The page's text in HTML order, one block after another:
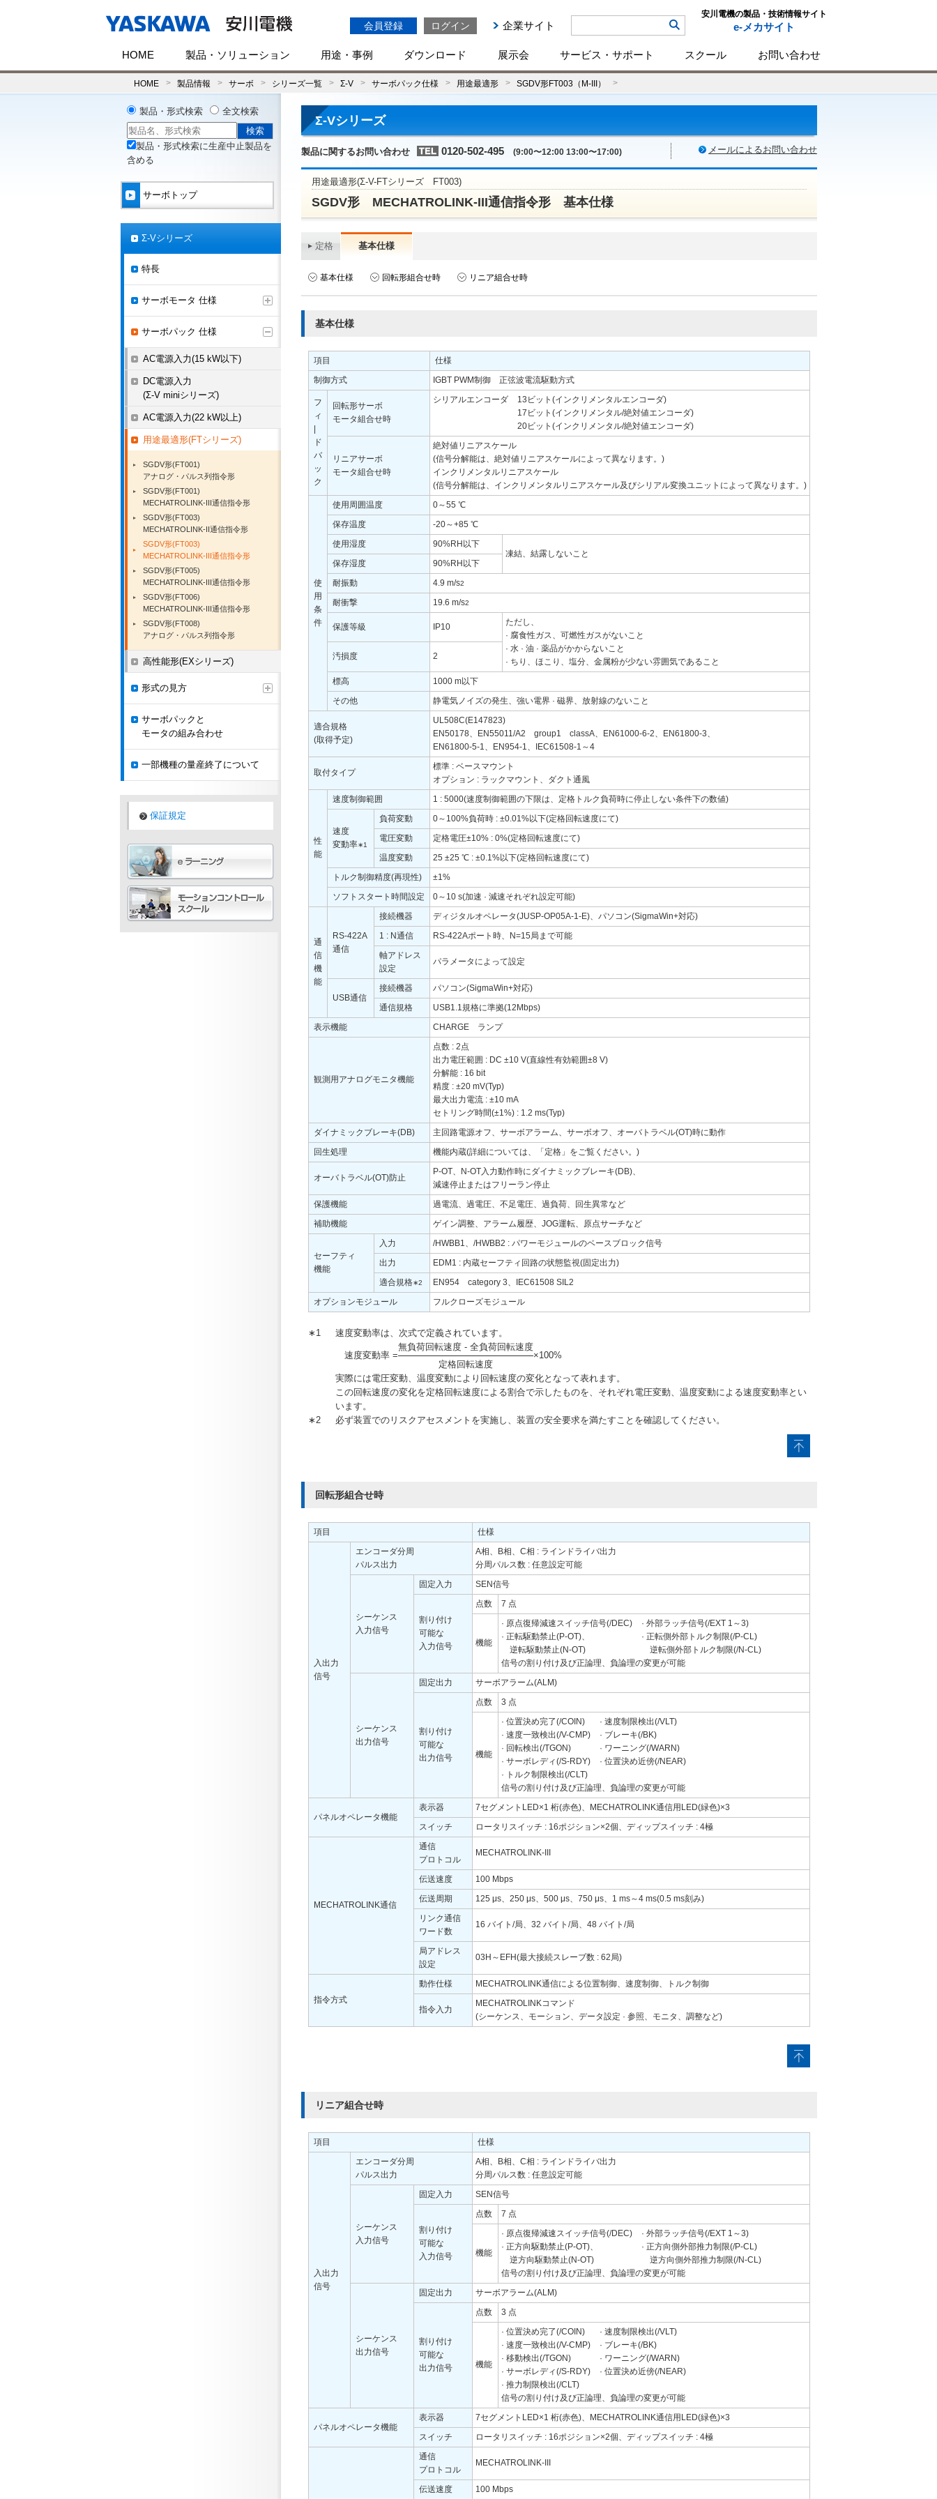
会員登録 ログイン 企業サイト
安川電機の製品・技術情報サイト
e-メカサイト
HOME 製品・ソリューション 用途・事例 ダウンロード 展示会 サービス・サポート スクール お問い合わせ
HOME 製品情報 サーボ シリーズ一覧 Σ-V サーボパック仕様 用途最適形 SGDV形FT003（M-III）
Σ-Vシリーズ
製品に関するお問い合わせ 0120-502-495 (9:00〜12:00 13:00〜17:00) メールによるお問い合わせ
用途最適形(Σ-V-FTシリーズ FT003)
SGDV形 MECHATROLINK-III通信指令形 基本仕様
定格 基本仕様
基本仕様 回転形組合せ時 リニア組合せ時
基本仕様
項目
仕様
制御方式
IGBT PWM制御 正弦波電流駆動方式
フ
ィ
ド
バ
ッ
ク
回転形サーボ
モータ組合せ時
シリアルエンコーダ
13ビット(インクリメンタルエンコーダ)
17ビット(インクリメンタル/絶対値エンコーダ)
20ビット(インクリメンタル/絶対値エンコーダ)
リニアサーボ
モータ組合せ時
絶対値リニアスケール
(信号分解能は、絶対値リニアスケールによって異なります。)
インクリメンタルリニアスケール
(信号分解能は、インクリメンタルリニアスケール及びシリアル変換ユニットによって異なります。)
使
用
条
件
使用周囲温度
0～55 ℃
保存温度
-20～+85 ℃
使用湿度
90%RH以下
凍結、結露しないこと
保存湿度
90%RH以下
耐振動
4.9 m/s2
耐衝撃 19.6 m/s2
保護等級 IP10
ただし、
· 腐食性ガス、可燃性ガスがないこと
· 水 · 油 · 薬品がかからないこと
· ちり、ほこり、塩分、金属粉が少ない雰囲気であること
汚損度 2
標高
1000 m以下
その他
静電気ノイズの発生、強い電界 · 磁界、放射線のないこと
適合規格
(取得予定)
UL508C(E147823)
EN50178、EN55011/A2 group1 classA、EN61000-6-2、EN61800-3、
EN61800-5-1、EN954-1、IEC61508-1～4
取付タイプ
標準 : ベースマウント
オプション : ラックマウント、ダクト通風
性
能
速度制御範囲 1 : 5000(速度制御範囲の下限は、定格トルク負荷時に停止しない条件下の数値)
速度
変動率∗1
負荷変動
0～100%負荷時 : ±0.01%以下(定格回転速度にて)
電圧変動
定格電圧±10% : 0%(定格回転速度にて)
温度変動
25 ±25 ℃ : ±0.1%以下(定格回転速度にて)
トルク制御精度(再現性)
±1%
ソフトスタート時間設定
0～10 s(加速 · 減速それぞれ設定可能)
通
信
機
能
RS-422A
通信
接続機器
ディジタルオペレータ(JUSP-OP05A-1-E)、パソコン(SigmaWin+対応)
1 : N通信
RS-422Aポート時、N=15局まで可能
軸アドレス
設定
パラメータによって設定
USB通信
接続機器
パソコン(SigmaWin+対応)
通信規格
USB1.1規格に準拠(12Mbps)
表示機能
CHARGE ランプ
観測用アナログモニタ機能
点数 : 2点
出力電圧範囲 : DC ±10 V(直線性有効範囲±8 V)
分解能 : 16 bit
精度 : ±20 mV(Typ)
最大出力電流 : ±10 mA
セトリング時間(±1%) : 1.2 ms(Typ)
ダイナミックブレーキ(DB)
主回路電源オフ、サーボアラーム、サーボオフ、オーバトラベル(OT)時に動作
回生処理
機能内蔵(詳細については、「定格」をご覧ください。)
オーバトラベル(OT)防止
P-OT、N-OT入力動作時にダイナミックブレーキ(DB)、
減速停止またはフリーラン停止
保護機能
過電流、過電圧、不足電圧、過負荷、回生異常など
補助機能
ゲイン調整、アラーム履歴、JOG運転、原点サーチなど
セーフティ
機能
入力
/HWBB1、/HWBB2 : パワーモジュールのベースブロック信号
出力
EDM1 : 内蔵セーフティ回路の状態監視(固定出力)
適合規格∗2
EN954 category 3、IEC61508 SIL2
オプションモジュール
フルクローズモジュール
∗1 速度変動率は、次式で定義されています。
速度変動率 =
無負荷回転速度 - 全負荷回転速度
×100%
定格回転速度
実際には電圧変動、温度変動により回転速度の変化となって表れます。
この回転速度の変化を定格回転速度による割合で示したものを、それぞれ電圧変動、温度変動による速度変動率とい
います。
∗2
必ず装置でのリスクアセスメントを実施し、装置の安全要求を満たすことを確認してください。
回転形組合せ時
項目 仕様
入出力
信号
エンコーダ分周
パルス出力
A相、B相、C相 : ラインドライバ出力
分周パルス数 : 任意設定可能
シーケンス
入力信号
固定入力 SEN信号
割り付け
可能な
入力信号
点数 7 点
機能
· 原点復帰減速スイッチ信号(/DEC)
· 正転駆動禁止(P-OT)、
逆転駆動禁止(N-OT)
· 外部ラッチ信号(/EXT 1～3)
· 正転側外部トルク制限(/P-CL)
逆転側外部トルク制限(/N-CL)
信号の割り付け及び正論理、負論理の変更が可能
シーケンス
出力信号
固定出力 サーボアラーム(ALM)
割り付け
可能な
出力信号
点数 3 点
機能
· 位置決め完了(/COIN)
· 速度一致検出(/V-CMP)
· 回転検出(/TGON)
· サーボレディ(/S-RDY)
· トルク制限検出(/CLT)
· 速度制限検出(/VLT)
· ブレーキ(/BK)
· ワーニング(/WARN)
· 位置決め近傍(/NEAR)
信号の割り付け及び正論理、負論理の変更が可能
パネルオペレータ機能
表示器
7セグメントLED×1 桁(赤色)、MECHATROLINK通信用LED(緑色)×3
スイッチ
ロータリスイッチ : 16ポジション×2個、ディップスイッチ : 4極
MECHATROLINK通信
通信
プロトコル
MECHATROLINK-III
伝送速度
100 Mbps
伝送周期
125 μs、250 μs、500 μs、750 μs、1 ms～4 ms(0.5 ms刻み)
リンク通信
ワード数
16 バイト/局、32 バイト/局、48 バイト/局
局アドレス
設定
03H～EFH(最大接続スレーブ数 : 62局)
指令方式
動作仕様 MECHATROLINK通信による位置制御、速度制御、トルク制御
指令入力
MECHATROLINKコマンド
(シーケンス、モーション、データ設定 · 参照、モニタ、調整など)
リニア組合せ時
項目 仕様
入出力
信号
エンコーダ分周
パルス出力
A相、B相、C相 : ラインドライバ出力
分周パルス数 : 任意設定可能
シーケンス
入力信号
固定入力 SEN信号
割り付け
可能な
入力信号
点数 7 点
機能
· 原点復帰減速スイッチ信号(/DEC)
· 正方向駆動禁止(P-OT)、
逆方向駆動禁止(N-OT)
· 外部ラッチ信号(/EXT 1～3)
· 正方向側外部推力制限(/P-CL)
逆方向側外部推力制限(/N-CL)
信号の割り付け及び正論理、負論理の変更が可能
シーケンス
出力信号
固定出力 サーボアラーム(ALM)
割り付け
可能な
出力信号
点数 3 点
機能
· 位置決め完了(/COIN)
· 速度一致検出(/V-CMP)
· 移動検出(/TGON)
· サーボレディ(/S-RDY)
· 推力制限検出(/CLT)
· 速度制限検出(/VLT)
· ブレーキ(/BK)
· ワーニング(/WARN)
· 位置決め近傍(/NEAR)
信号の割り付け及び正論理、負論理の変更が可能
パネルオペレータ機能
表示器
7セグメントLED×1 桁(赤色)、MECHATROLINK通信用LED(緑色)×3
スイッチ
ロータリスイッチ : 16ポジション×2個、ディップスイッチ : 4極
通信
プロトコル
MECHATROLINK-III
伝送速度 100 Mbps
製品・形式検索 全文検索
製品・形式検索に生産中止製品を
含める
サーボトップ
Σ-Vシリーズ
特長
サーボモータ 仕様
サーボパック 仕様
AC電源入力(15 kW以下)
DC電源入力
(Σ-V miniシリーズ)
AC電源入力(22 kW以上)
用途最適形(FTシリーズ)
SGDV形(FT001)
アナログ・パルス列指令形
SGDV形(FT001)
MECHATROLINK-III通信指令形
SGDV形(FT003)
MECHATROLINK-II通信指令形
SGDV形(FT003)
MECHATROLINK-III通信指令形
SGDV形(FT005)
MECHATROLINK-III通信指令形
SGDV形(FT006)
MECHATROLINK-III通信指令形
SGDV形(FT008)
アナログ・パルス列指令形
高性能形(EXシリーズ)
形式の見方
サーボパックと
モータの組み合わせ
一部機種の量産終了について
保証規定